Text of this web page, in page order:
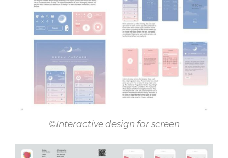
©Interactive design for screen